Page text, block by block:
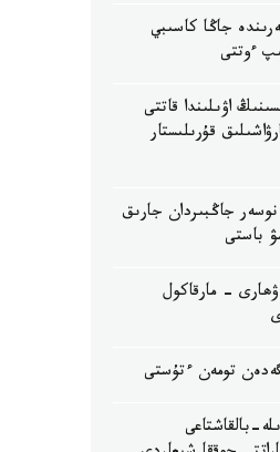
جاڭا كاسىبي
ءوتتى
اۋىلىندا قاتتى
قۇرىلىستار
جاڭبىردان جارىق
باستى
- مارقاكول
بالقاشتاعى